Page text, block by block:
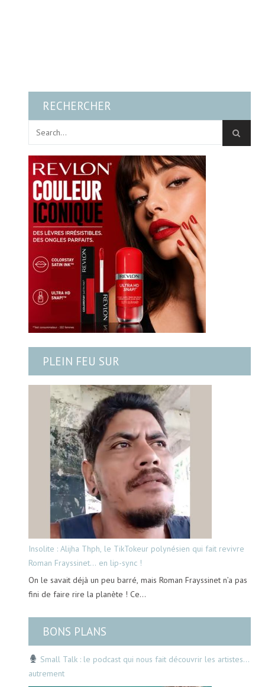
RECHERCHER
PLEIN FEU SUR
Insolite : Alijha Thph, le TikTokeur polynésien qui fait revivre
Roman Frayssinet… en lip-sync !
On le savait déjà un peu barré, mais Roman Frayssinet n’a pas
fini de faire rire la planète ! Ce…
BONS PLANS
Small Talk : le podcast qui nous fait découvrir les artistes…
autrement